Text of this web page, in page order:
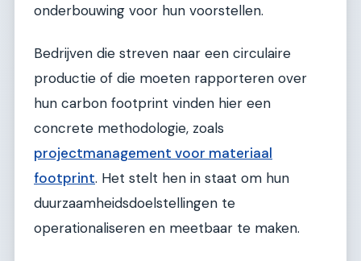
onderbouwing voor hun voorstellen.
Bedrijven die streven naar een circulaire
productie of die moeten rapporteren over
hun carbon footprint vinden hier een
concrete methodologie, zoals
projectmanagement voor materiaal
footprint. Het stelt hen in staat om hun
duurzaamheidsdoelstellingen te
operationaliseren en meetbaar te maken.